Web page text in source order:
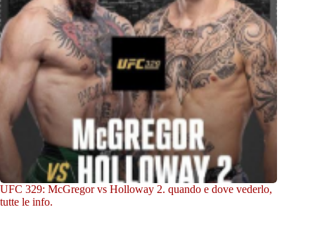
UFC 329: McGregor vs Holloway 2. quando e dove vederlo,
tutte le info.